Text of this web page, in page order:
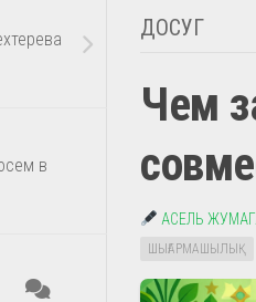
ДОСУГ
Чем
АСЕЛЬ
ШЫҒАРМАШЫЛЫҚ
в